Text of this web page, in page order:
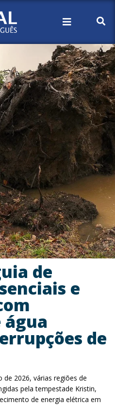
de
e
de
de 2026, várias regiões de
pela tempestade Kristin,
de energia elétrica em